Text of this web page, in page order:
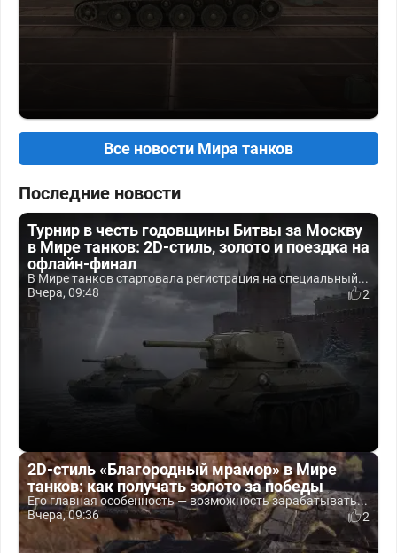
Все новости Мира танков
Последние новости
Турнир в честь годовщины Битвы за Москву
в Мире танков: 2D-стиль, золото и поездка на
офлайн-финал
В Мире танков стартовала регистрация на специальный...
Вчера, 09:48
2
2D-стиль «Благородный мрамор» в Мире
танков: как получать золото за победы
Его главная особенность — возможность зарабатывать...
Вчера, 09:36
2